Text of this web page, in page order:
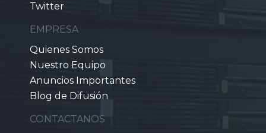
Twitter
EMPRESA
Quienes Somos
Nuestro Equipo
Anuncios Importantes
Blog de Difusión
CONTACTANOS